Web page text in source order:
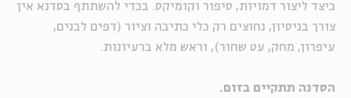
כיצד ליצור דמויות, סיפור וקומיקס. בכדי להשתתף בסדנא אין
צורך בניסיון, נחוצים רק כלי כתיבה וציור (דפים לבנים,
עיפרון, מחק, עט שחור), וראש מלא ברעיונות.
הסדנה תתקיים בזום.